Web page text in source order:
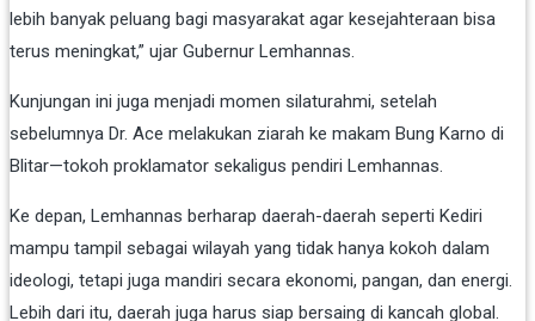
lebih banyak peluang bagi masyarakat agar kesejahteraan bisa
terus meningkat,” ujar Gubernur Lemhannas.
Kunjungan ini juga menjadi momen silaturahmi, setelah
sebelumnya Dr. Ace melakukan ziarah ke makam Bung Karno di
Blitar—tokoh proklamator sekaligus pendiri Lemhannas.
Ke depan, Lemhannas berharap daerah-daerah seperti Kediri
mampu tampil sebagai wilayah yang tidak hanya kokoh dalam
ideologi, tetapi juga mandiri secara ekonomi, pangan, dan energi.
Lebih dari itu, daerah juga harus siap bersaing di kancah global.